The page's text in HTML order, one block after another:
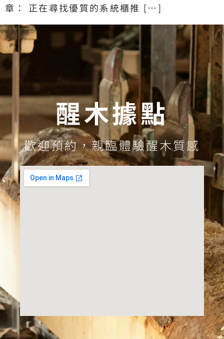
章： 正在尋找優質的系統櫃推 […]
醒木據點
歡迎預約，親臨體驗醒木質感